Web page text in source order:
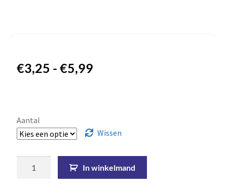
€3,25 - €5,99
Aantal
Wissen
In winkelmand